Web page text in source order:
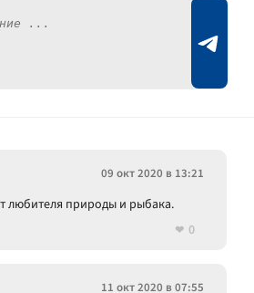
09 окт 2020 в 13:21
любителя природы и рыбака.
0
11 окт 2020 в 07:55